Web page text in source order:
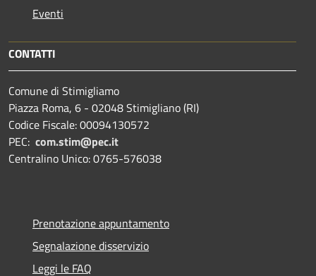
Eventi
CONTATTI
Comune di Stimigliamo
Piazza Roma, 6 - 02048 Stimigliano (RI)
Codice Fiscale: 00094130572
PEC: com.stim@pec.it
Centralino Unico: 0765-576038
Prenotazione appuntamento
Segnalazione disservizio
Leggi le FAQ